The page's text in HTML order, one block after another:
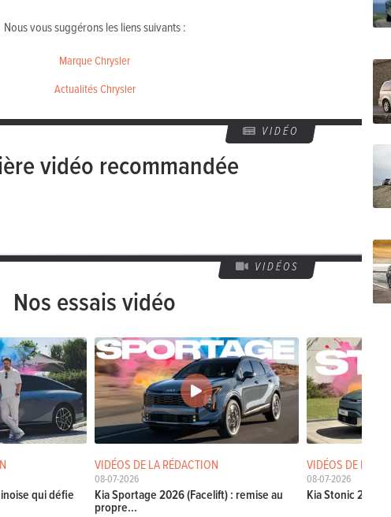
Nous vous suggérons les liens suivants :
Marque Chrysler
Actualités Chrysler
VIDÉO
vidéo recommandée
VIDÉOS
Nos essais vidéo
qui défie
VIDÉOS DE LA RÉDACTION
08-07-2026
Kia Sportage 2026 (Facelift) : remise au
propre...
VIDÉOS DE LA
08-07-2026
Kia Stonic 2026